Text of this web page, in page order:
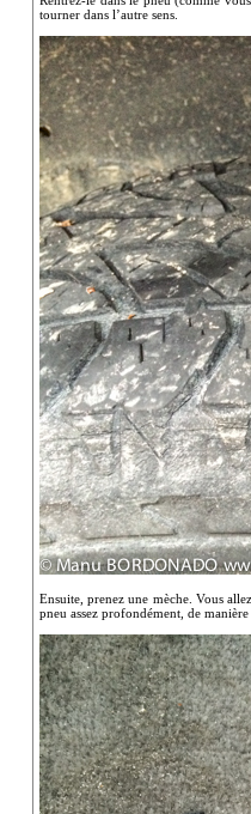
tourner dans l’autre sens.
Ensuite, prenez une mèche. Vous
pneu assez profondément, de